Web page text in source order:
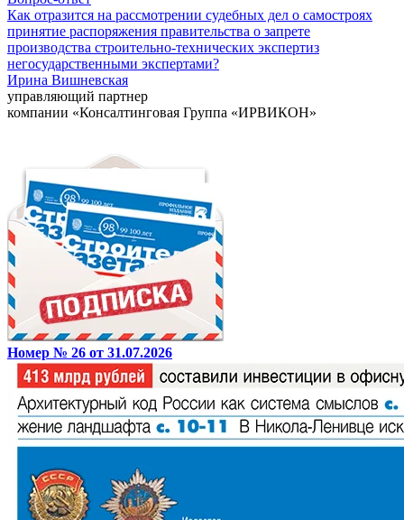
Как отразится на рассмотрении судебных дел о самостроях
принятие распоряжения правительства о запрете
производства строительно-технических экспертиз
негосударственными экспертами?
Ирина Вишневская
управляющий партнер
компании «Консалтинговая Группа «ИРВИКОН»
Номер № 26 от 31.07.2026